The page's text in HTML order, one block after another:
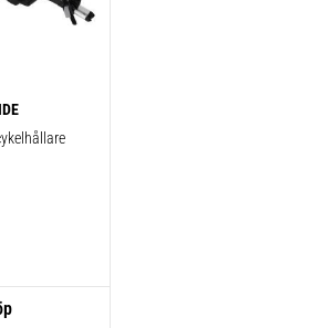
rails 4-
av ett
pack